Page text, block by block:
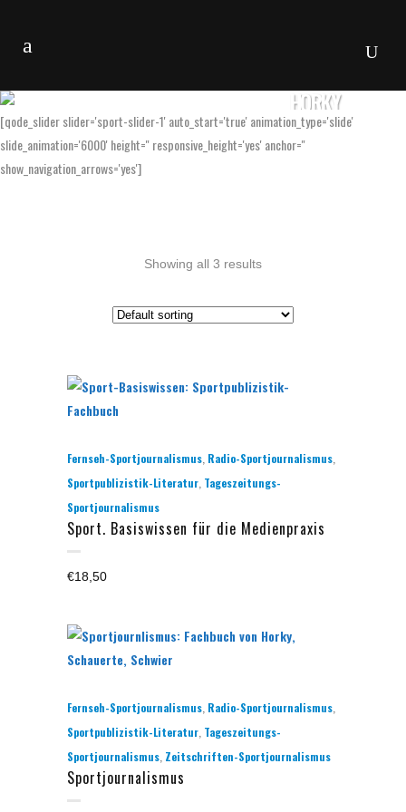
HORKY
[qode_slider slider='sport-slider-1' auto_start='true' animation_type='slide'
slide_animation='6000' height='' responsive_height='yes' anchor=''
show_navigation_arrows='yes']
Showing all 3 results
Fernseh-Sportjournalismus Radio-Sportjournalismus
Sportpublizistik-Literatur Tageszeitungs-
Sportjournalismus
Sport. Basiswissen für die Medienpraxis
€18,50
Fernseh-Sportjournalismus Radio-Sportjournalismus
Sportpublizistik-Literatur Tageszeitungs-
Sportjournalismus Zeitschriften-Sportjournalismus
Sportjournalismus